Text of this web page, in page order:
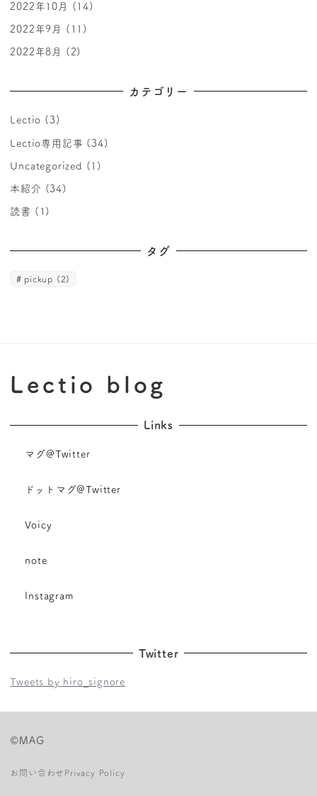
2022年10月 (14)
2022年9月 (11)
2022年8月 (2)
カテゴリー
Lectio (3)
Lectio専用記事 (34)
Uncategorized (1)
本紹介 (34)
読書 (1)
タグ
pickup (2)
Lectio blog
Links
マグ@Twitter
ドットマグ@Twitter
Voicy
note
Instagram
Twitter
Tweets by hiro_signore
©MAG
お問い合わせ Privacy Policy